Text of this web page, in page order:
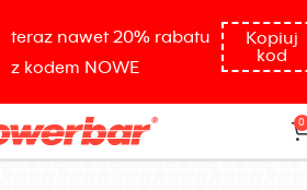
0
teraz nawet 20% rabatu
z kodem NOWE
Kopiuj
kod